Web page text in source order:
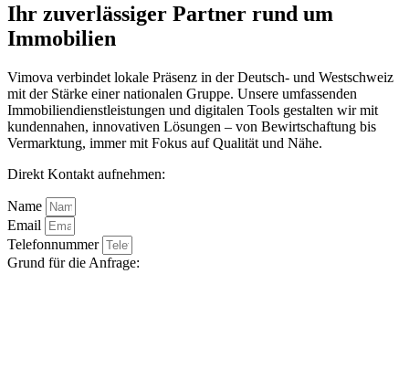
Ihr zuverlässiger Partner rund um
Immobilien
Vimova verbindet lokale Präsenz in der Deutsch- und Westschweiz
mit der Stärke einer nationalen Gruppe. Unsere umfassenden
Immobiliendienstleistungen und digitalen Tools gestalten wir mit
kundennahen, innovativen Lösungen – von Bewirtschaftung bis
Vermarktung, immer mit Fokus auf Qualität und Nähe.
Direkt Kontakt aufnehmen:
Name
Email
Telefonnummer
Grund für die Anfrage: